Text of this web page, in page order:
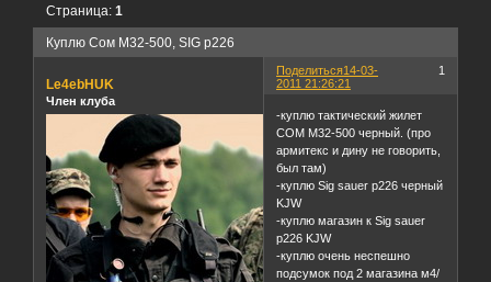
Куплю Сом М32-500, SIG p226
Страница:1
Поделиться 1
14-03-
2011 21:26:21
Le4ebHUK
Член клуба
-куплю тактический жилет
СОМ М32-500 черный. (про
армитекс и дину не говорить,
был там)
-куплю Sig sauer p226 черный
KJW
-куплю магазин к Sig sauer
p226 KJW
-куплю очень неспешно
подсумок под 2 магазина м4/